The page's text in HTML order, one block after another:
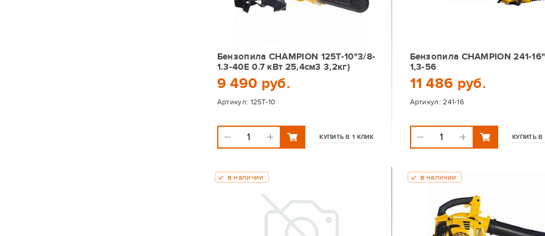
Бензопила CHAMPION 125T-10"3/8-
1.3-40E 0.7 кВт 25,4см3 3,2кг)
9 490 руб.
Артикул: 125T-10
КУПИТЬ В 1 КЛИК
Бензопила CHAMPION 241-
1,3-56
11 486 руб.
Артикул:241-16
КУПИТЬ В
в наличии в наличии